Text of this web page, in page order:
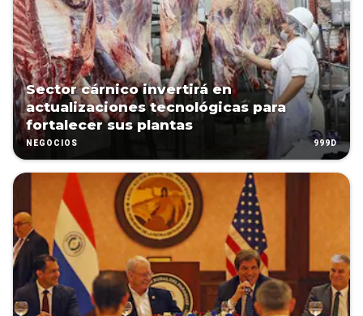
Sector cárnico invertirá en
actualizaciones tecnológicas para
fortalecer sus plantas
NEGOCIOS 999D